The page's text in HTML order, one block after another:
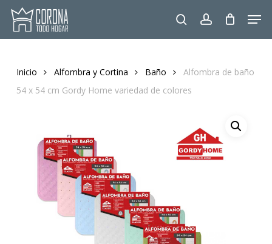
Skip
main
searchaccount
Inicio Alfombra y Cortina Baño
Alfombra de baño
54 x 54 cm Gordy Home variedad de colores